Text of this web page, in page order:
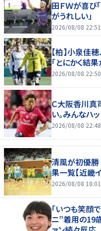
田ＦＷが喜び
がうれしい」
2026/08/08 22:51
【柏】小泉佳
「とにかく結
2026/08/08 22:50
Ｃ大阪香川真
い。みんなハ
2026/08/08 22:48
清風が初優
果一覧【近畿
2026/08/08 18:01
「いつも笑顔
ニ”着用の19